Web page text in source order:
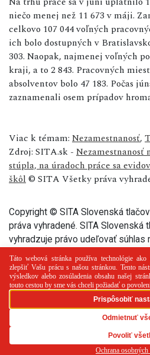
niečo menej než 11 673 v máji.
celkovo 107 044 voľných
ich bolo dostupných v
303. Naopak, najmenej voľných
kraji, a to 2 843. Pracovných
absolventov bolo 47 183. Počas
zaznamenali osem prípadov
Viac k témam: Nezamestnanosť,
Zdroj: SITA.sk - Nezamestnanosť
stúpla, na úradoch práce sa
škôl © SITA Všetky práva
Copyright © SITA Slovenská
práva vyhradené. SITA Slovenská
vyhradzuje právo udeľovať súhlas
PR článok
používania cookies
RSS